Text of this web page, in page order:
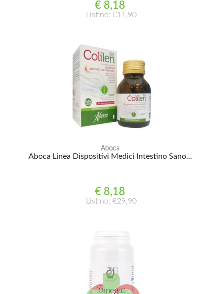
€ 8,18
Listino: €11,90
Aboca
Aboca Linea Dispositivi Medici Intestino Sano...
€ 8,18
Listino: €29,90